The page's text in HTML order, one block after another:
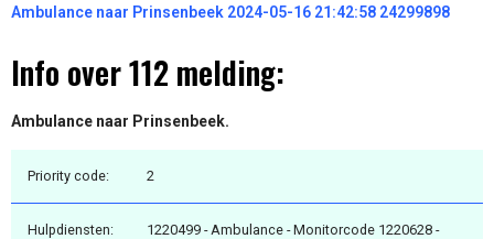
Ambulance naar Prinsenbeek 2024-05-16 21:42:58 24299898
Info over 112 melding:
Ambulance naar Prinsenbeek.
Priority code: 2
Hulpdiensten:
1220499 - Ambulance - Monitorcode 1220628 -